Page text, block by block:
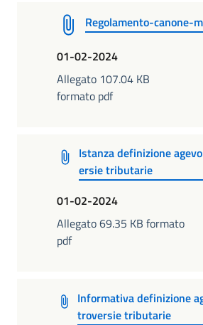
Regolamento-canone-
01-02-2024
Allegato 107.04 KB
formato pdf
Istanza definizione
ersie tributarie
01-02-2024
Allegato 69.35 KB formato
pdf
Informativa definizione
troversie tributarie